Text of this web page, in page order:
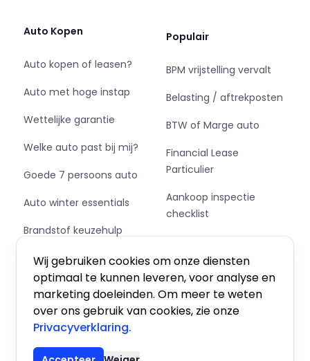
Wij gebruiken cookies om onze diensten
optimaal te kunnen leveren, voor analyse en
marketing doeleinden. Om meer te weten
over ons gebruik van cookies, zie onze
Privacyverklaring.
Auto Kopen
Auto kopen of leasen?
Auto met hoge instap
Wettelijke garantie
Welke auto past bij mij?
Goede 7 persoons auto
Auto winter essentials
Brandstof keuzehulp
Schakel of automaat?
Populair
BPM vrijstelling vervalt
Belasting / aftrekposten
BTW of Marge auto
Financial Lease
Particulier
Aankoop inspectie
checklist
Private Leasen,
Financieren of Kopen?